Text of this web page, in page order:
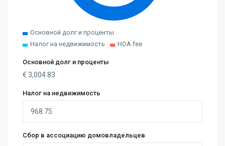
Основной долг и проценты
Налог на недвижимость
HOA fee
Основной долг и проценты
€3,004.83
Налог на недвижимость
Сбор в ассоциацию домовладельцев